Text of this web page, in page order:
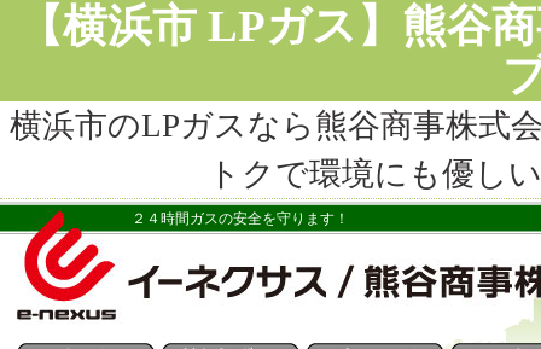
【横浜市 LPガス】熊
横浜市のLPガスなら 熊谷商事株式
トクで環境にも優し
２４時間ガスの安全を守ります！